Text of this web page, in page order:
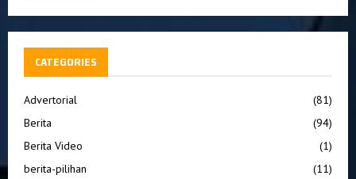
CATEGORIES
Advertorial
(81)
Berita
(94)
Berita Video
(1)
berita-pilihan
(11)